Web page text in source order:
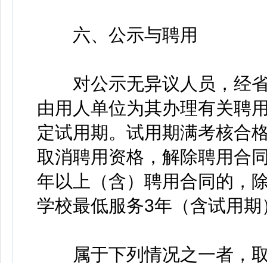
六、公示与聘用
对公示无异议人员，经省
由用人单位为其办理有关聘
定试用期。试用期满考核合
取消聘用资格，解除聘用合
年以上（含）聘用合同的，
学校最低服务3年（含试用期
属于下列情况之一者，取